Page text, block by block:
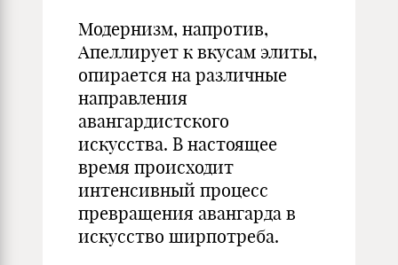
Модернизм, напротив,
Апеллирует к вкусам элиты,
опирается на различные
направления
авангардистского
искусства. В настоящее
время происходит
интенсивный процесс
превращения авангарда в
искусство ширпотреба.